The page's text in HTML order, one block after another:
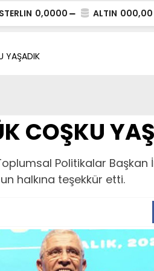
STERLIN 0,0000 ALTIN 000,00
YAŞADIK
COŞKU
Politikalar Başkan
halkına teşekkür etti.